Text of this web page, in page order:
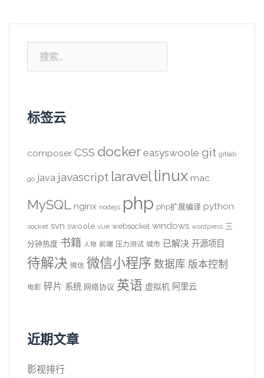
索：
标签云
composer CSS docker easyswoole git gitlab
go java javascript laravel linux mac
MySQL nginx nodejs php php扩展编译 python
socket svn swoole vue websocket windows wordpress 三
分钟热度 书籍 人物 前端 压力测试 城市 已解决 开源项目
待解决 微信 微信小程序 数据库 版本控制
电影 碎片 系统 网络协议 英语 虚拟机 阿里云
近期文章
影视排行